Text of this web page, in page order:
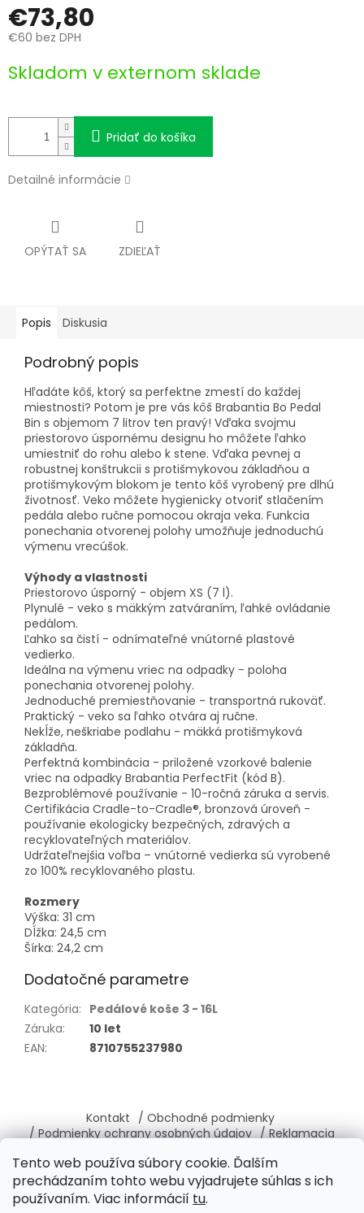
Tento web používa súbory cookie. Ďalším
prechádzaním tohto webu vyjadrujete súhlas s ich
používaním. Viac informácií tu.
€73,80
€60 bez DPH
cena:
Skladom v externom sklade
Pridať do košíka
Detailné informácie
OPÝTAŤ SA ZDIEĽAŤ
Popis Diskusia
Podrobný popis
Hľadáte kôš, ktorý sa perfektne zmestí do každej
miestnosti? Potom je pre vás kôš Brabantia Bo Pedal
Bin s objemom 7 litrov ten pravý! Vďaka svojmu
priestorovo úspornému designu ho môžete ľahko
umiestniť do rohu alebo k stene. Vďaka pevnej a
robustnej konštrukcii s protišmykovou základňou a
protišmykovým blokom je tento kôš vyrobený pre dlhú
životnosť. Veko môžete hygienicky otvoriť stlačením
pedála alebo ručne pomocou okraja veka. Funkcia
ponechania otvorenej polohy umožňuje jednoduchú
výmenu vrecúšok.
Výhody a vlastnosti
Priestorovo úsporný - objem XS (7 l).
Plynulé - veko s mäkkým zatváraním, ľahké ovládanie
pedálom.
Ľahko sa čistí - odnímateľné vnútorné plastové
vedierko.
Ideálna na výmenu vriec na odpadky - poloha
ponechania otvorenej polohy.
Jednoduché premiestňovanie - transportná rukoväť.
Praktický - veko sa ľahko otvára aj ručne.
Nekĺže, neškriabe podlahu - mäkká protišmyková
základňa.
Perfektná kombinácia - priložené vzorkové balenie
vriec na odpadky Brabantia PerfectFit (kód B).
Bezproblémové používanie - 10-ročná záruka a servis.
Certifikácia Cradle-to-Cradle®, bronzová úroveň -
používanie ekologicky bezpečných, zdravých a
recyklovateľných materiálov.
Udržateľnejšia voľba – vnútorné vedierka sú vyrobené
zo 100% recyklovaného plastu.
Rozmery
Výška: 31 cm
Dĺžka: 24,5 cm
Šírka: 24,2 cm
Dodatočné parametre
Kategória: Pedálové koše 3 - 16L
Záruka:
10 let
EAN: 8710755237980
p
ä
Kontakt / Obchodné podmienky
/ Podmienky ochrany osobných údajov / Reklamacia